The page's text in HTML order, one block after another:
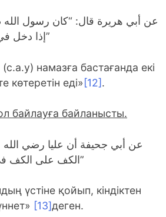
عن أبي هريرة قال: “كان رسول
إذا دخل في الصلاة رفع يديه مداً”
намазға бастағанда екі
көтеретін еді»[12].
байлауға байланысты.
عن أبي جحيفة أن عليا رضي
الكف على الكف في الصلاة تحت السرة”
үстіне қойып, кіндіктен
[13]деген.